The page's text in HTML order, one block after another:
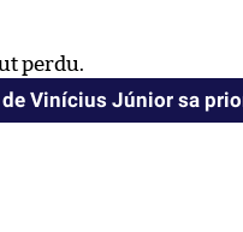
perdu.
Vinícius Júnior sa